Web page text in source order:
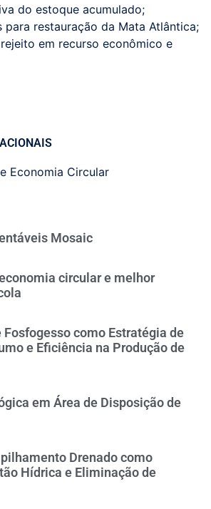
do estoque acumulado;
para restauração da Mata Atlântica;
em recurso econômico e
Economia Circular
Mosaic
circular e melhor
Fosfogesso como Estratégia de
e Eficiência na Produção de
em Área de Disposição de
Drenado como
Hídrica e Eliminação de